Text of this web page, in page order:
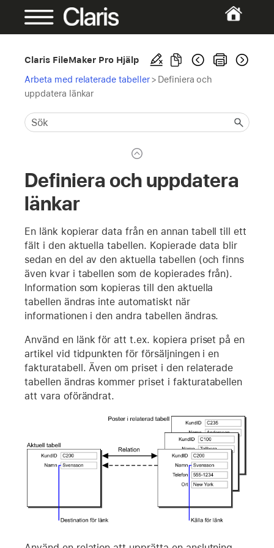
Claris FileMaker Pro Hjälp
Arbeta med relaterade tabeller> Definiera och
uppdatera länkar
Definiera och uppdatera
länkar
En länk kopierar data från en annan tabell till ett
fält i den aktuella tabellen. Kopierade data blir
sedan en del av den aktuella tabellen (och finns
även kvar i tabellen som de kopierades från).
Information som kopieras till den aktuella
tabellen ändras inte automatiskt när
informationen i den andra tabellen ändras.
Använd en länk för att t.ex. kopiera priset på en
artikel vid tidpunkten för försäljningen i en
fakturatabell. Även om priset i den relaterade
tabellen ändras kommer priset i fakturatabellen
att vara oförändrat.